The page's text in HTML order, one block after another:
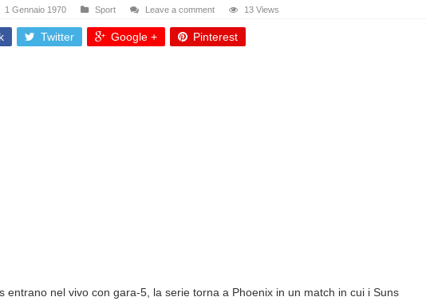
1 Gennaio 1970 Sport Leave a comment 13 Views
Twitter Google + Pinterest
entrano nel vivo con gara-5, la serie torna a Phoenix in un match in cui i Suns